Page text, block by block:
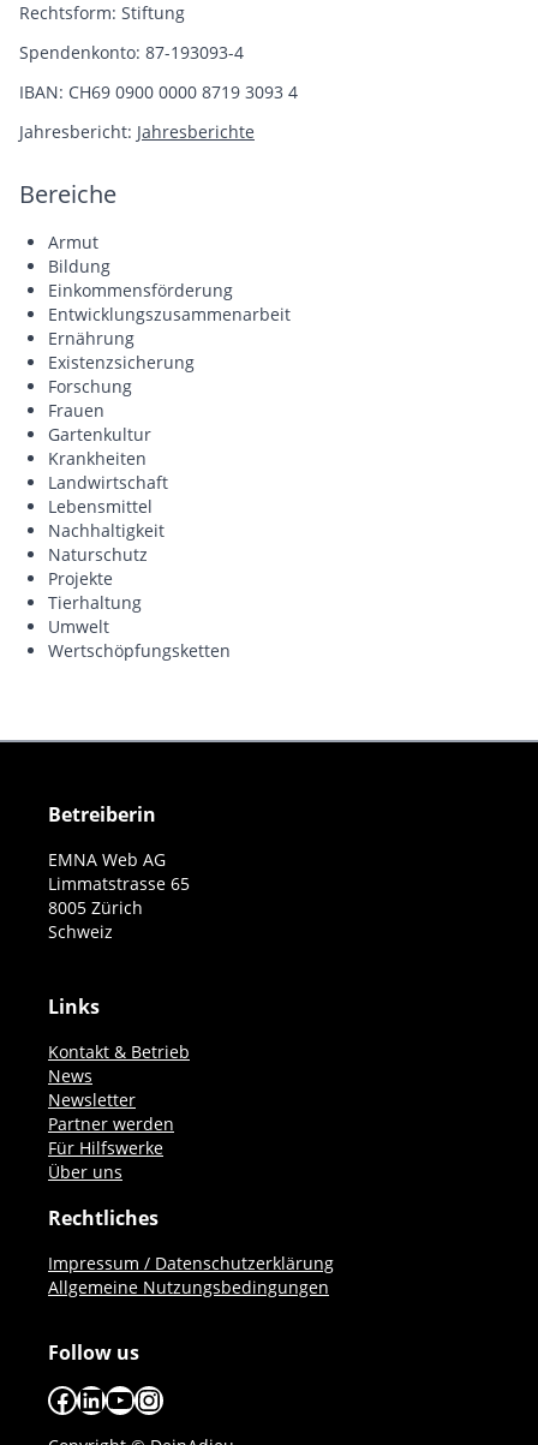
Rechtsform: Stiftung
Spendenkonto: 87-193093-4
IBAN: CH69 0900 0000 8719 3093 4
Jahresbericht: Jahresberichte
Bereiche
Armut
Bildung
Einkommensförderung
Entwicklungszusammenarbeit
Ernährung
Existenzsicherung
Forschung
Frauen
Gartenkultur
Krankheiten
Landwirtschaft
Lebensmittel
Nachhaltigkeit
Naturschutz
Projekte
Tierhaltung
Umwelt
Wertschöpfungsketten
Betreiberin
EMNA Web AG
Limmatstrasse 65
8005 Zürich
Schweiz
Links
Kontakt & Betrieb
News
Newsletter
Partner werden
Für Hilfswerke
Über uns
Rechtliches
Impressum / Datenschutzerklärung
Allgemeine Nutzungsbedingungen
Follow us
Facebook
LinkedIn
YouTube
Instagram